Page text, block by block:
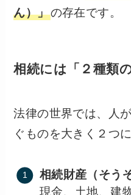
ん）」の存在です。
相続には「２種類
法律の世界では、人
ぐものを大きく２つ
相続財産（そう
現金、土地、建